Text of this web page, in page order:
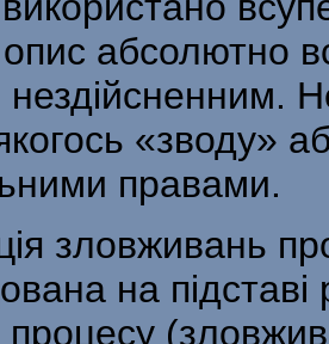
абсолютно
«зводу»
правами.
зловживань
на підставі
процесу